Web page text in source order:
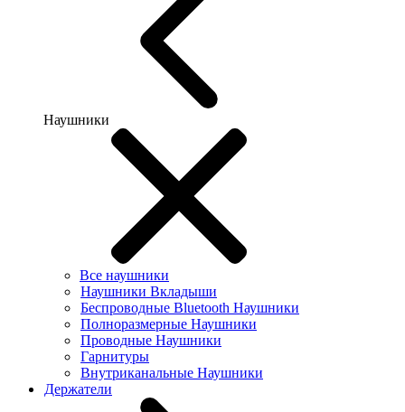
Наушники
Все наушники
Наушники Вкладыши
Беспроводные Bluetooth Наушники
Полноразмерные Наушники
Проводные Наушники
Гарнитуры
Внутриканальные Наушники
Держатели